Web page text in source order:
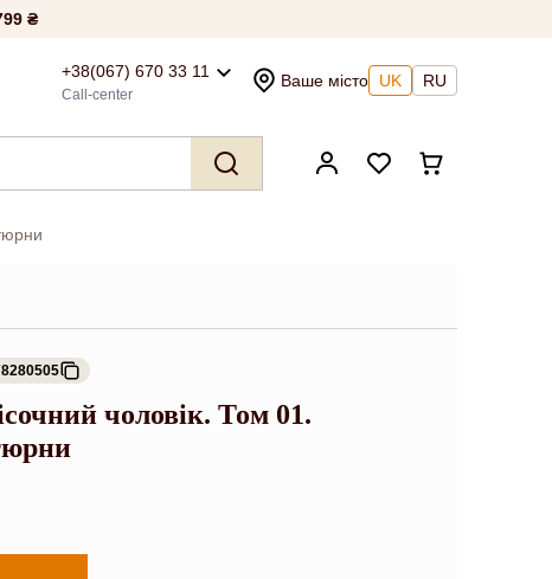
₴
+38(067) 670 33 11
Call-center
Ваше місто UK RU
чоловік. Том 01.